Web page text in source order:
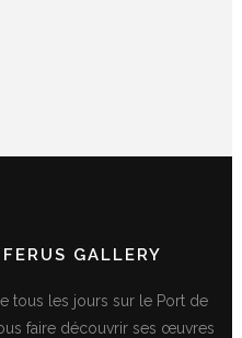
GALLERY
tous les jours sur le Port de
faire découvrir ses œuvres